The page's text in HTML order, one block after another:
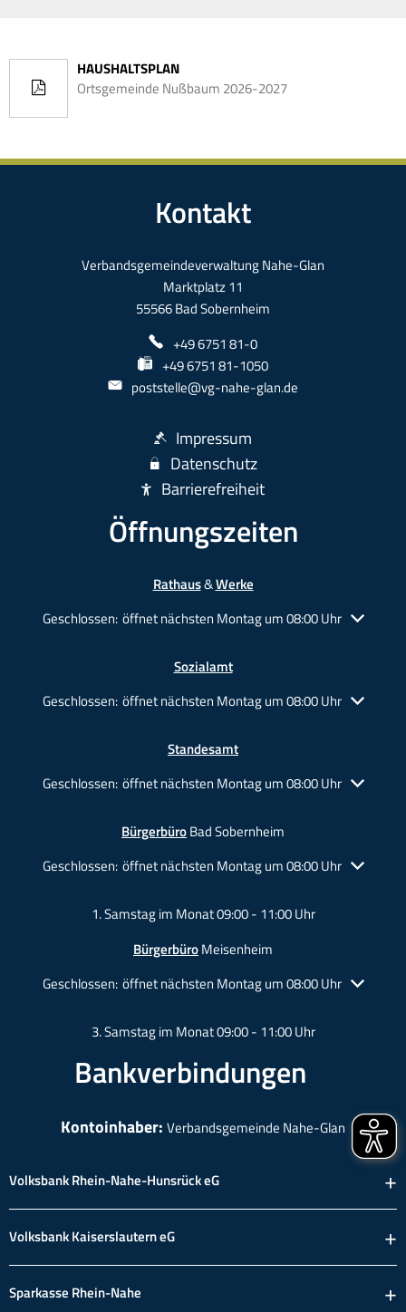
HAUSHALTSPLAN
Ortsgemeinde Nußbaum 2026-2027
Kontakt
Verbandsgemeindeverwaltung Nahe-Glan
Marktplatz 11
55566 Bad Sobernheim
+49 6751 81-0
+49 6751 81-1050
poststelle@vg-nahe-glan.de
Impressum
Datenschutz
Barrierefreiheit
Öffnungszeiten
Rathaus&Werke
Klicken, um weitere Öffnungs- oder Schließzeiten
Geschlossen: öffnet nächsten Montag um 08:00 Uhr
Sozialamt
Klicken, um weitere Öffnungs- oder Schließzeiten
Geschlossen: öffnet nächsten Montag um 08:00 Uhr
Standesamt
Klicken, um weitere Öffnungs- oder Schließzeiten
Geschlossen: öffnet nächsten Montag um 08:00 Uhr
BürgerbüroBad Sobernheim
Klicken, um weitere Öffnungs- oder Schließzeiten
Geschlossen: öffnet nächsten Montag um 08:00 Uhr
1. Samstag im Monat 09:00 - 11:00 Uhr
BürgerbüroMeisenheim
Klicken, um weitere Öffnungs- oder Schließzeiten
Geschlossen: öffnet nächsten Montag um 08:00 Uhr
3. Samstag im Monat 09:00 - 11:00 Uhr
Bankverbindungen
Kontoinhaber: Verbandsgemeinde Nahe-Glan
Volksbank Rhein-Nahe-Hunsrück eG
Volksbank Kaiserslautern eG
Sparkasse Rhein-Nahe